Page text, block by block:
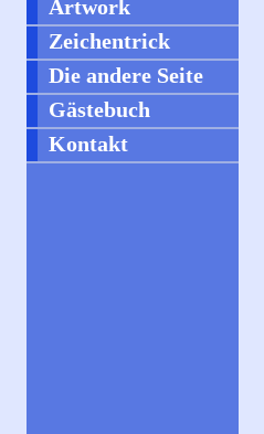
Artwork
Zeichentrick
Die andere Seite
Gästebuch
Kontakt